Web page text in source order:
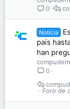
0
Noticia
país
han
0
Foro de